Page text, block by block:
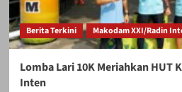
Berita Terkini Makodam XXI/Radin
Lomba Lari 10K Meriahkan HUT
Inten